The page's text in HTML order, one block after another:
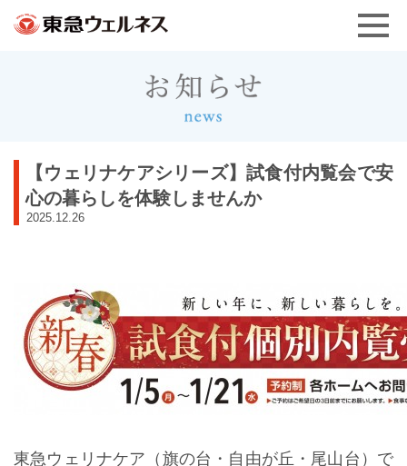
【ウェリナケアシリーズ】試食付内覧会で安
心の暮らしを体験しませんか
2025.12.26
東急ウェリナケア（旗の台・自由が丘・尾山台）で